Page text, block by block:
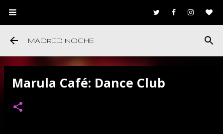
Ir al contenido principal
MADRID NOCHE
Marula Café: Dance Club